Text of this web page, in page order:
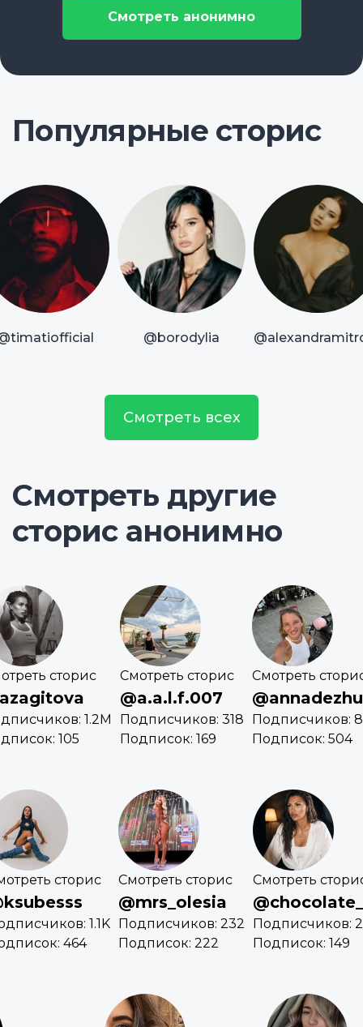
Смотреть анонимно
Популярные сторис
@borodylia
Смотреть всех
Смотреть другие
сторис анонимно
сторис
1.2M
105
Смотреть сторис
@a.a.l.f.007
Подписчиков: 318
Подписок: 169
Смотреть
Подписчиков:
Подписок: 504
сторис
1.1K
464
Смотреть сторис
@mrs_olesia
Подписчиков: 232
Подписок: 222
Смотреть
Подписчиков:
Подписок: 149